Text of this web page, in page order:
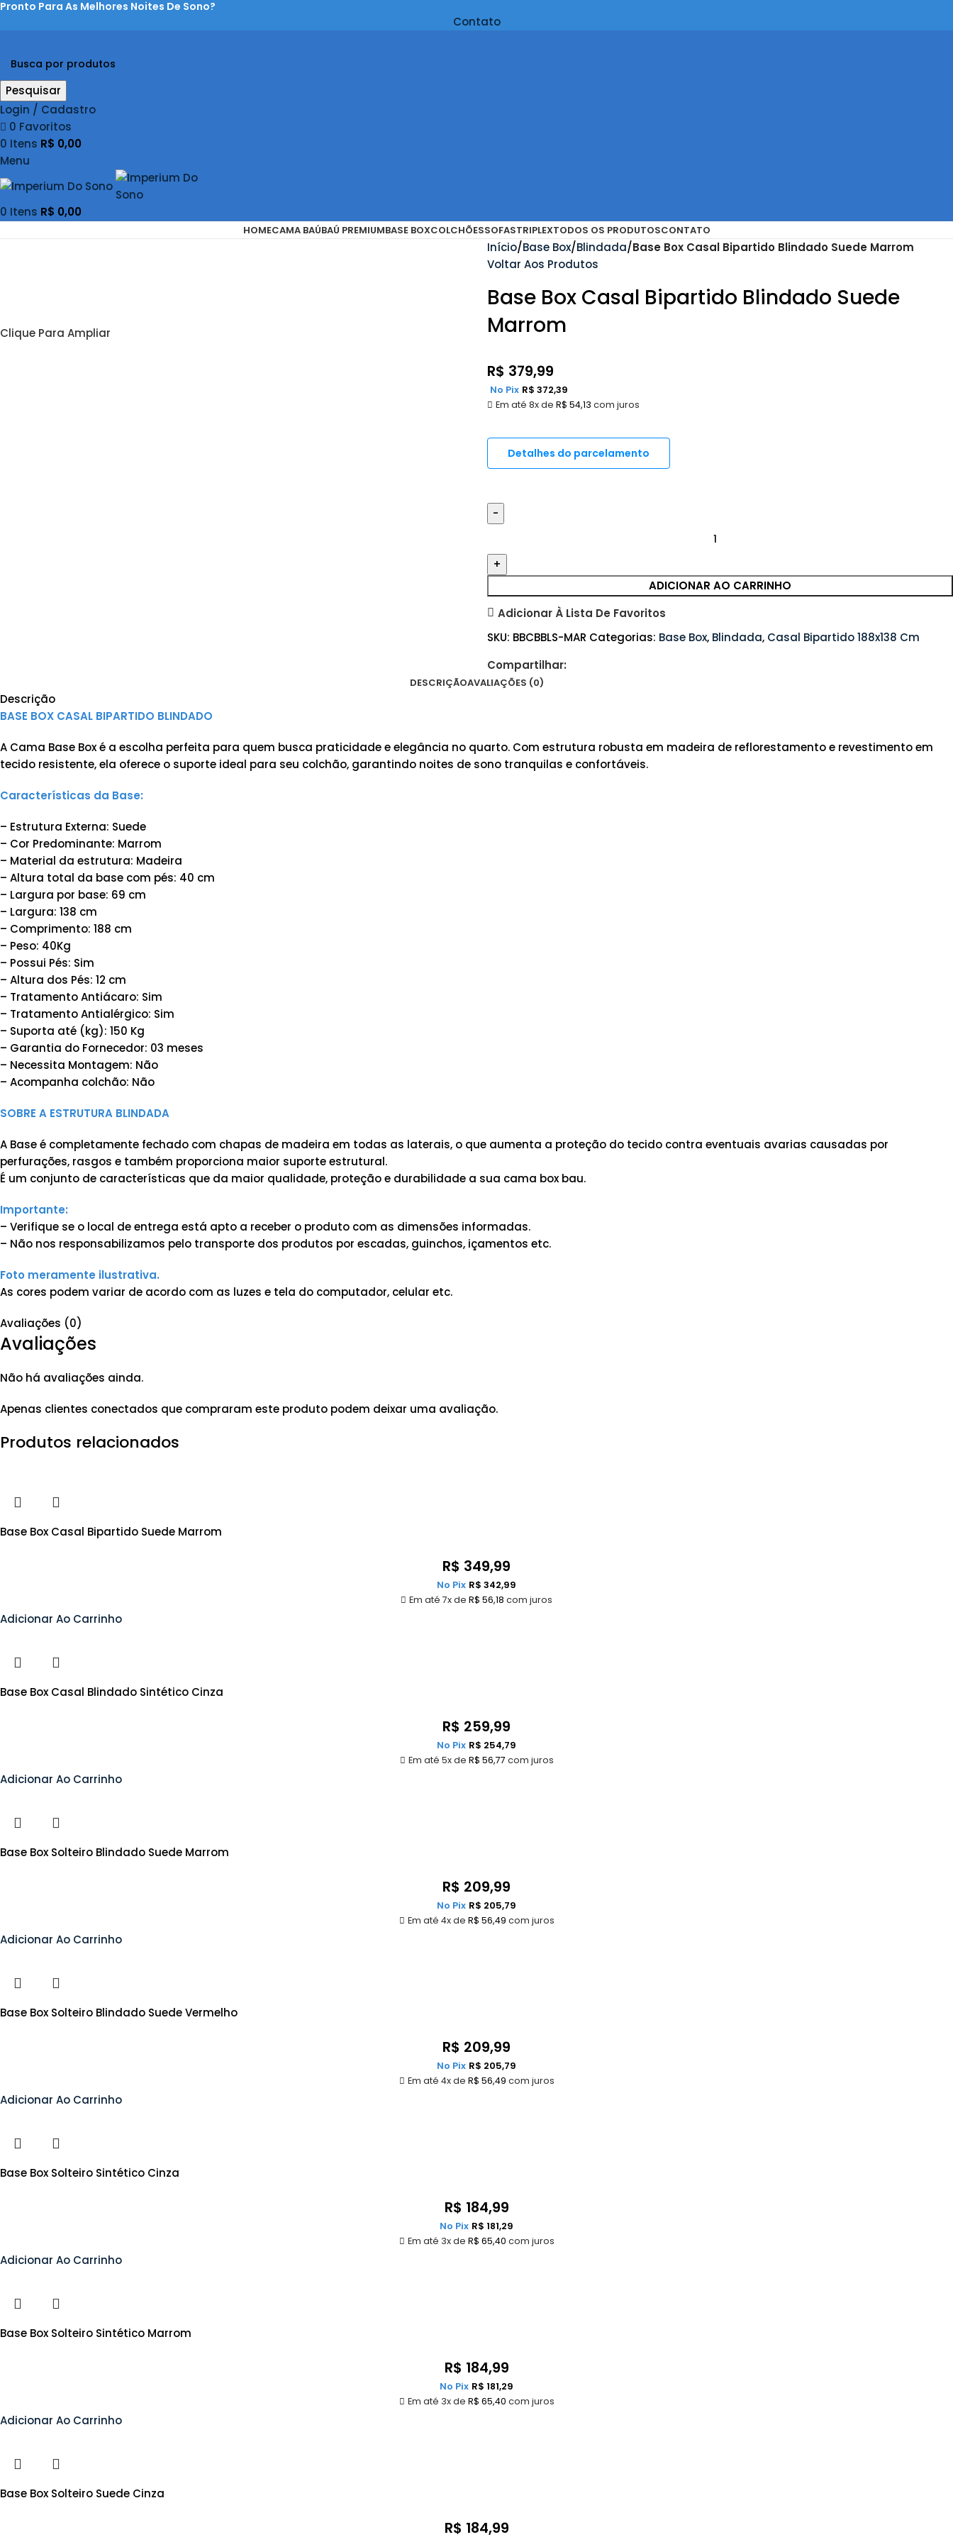
Pronto Para As Melhores Noites De Sono?
Contato
Pesquisar
Login / Cadastro
0 Favoritos
0 Itens R$ 0,00
Menu
0 Itens R$ 0,00
HOMECAMA BAÚBAÚ PREMIUMBASE BOXCOLCHÕESSOFASTRIPLEXTODOS OS PRODUTOSCONTATO
Clique Para Ampliar
Início Base Box Blindada Base Box Casal Bipartido Blindado Suede Marrom
Voltar Aos Produtos
Base Box Casal Bipartido Blindado Suede
Marrom
R$ 379,99
Em até 8x de R$ 54,13 com juros
No Pix R$ 372,39
Detalhes do parcelamento
ADICIONAR AO CARRINHO
Adicionar À Lista De Favoritos
SKU: BBCBBLS-MAR Categorias: Base Box, Blindada, Casal Bipartido 188x138 Cm
Compartilhar:
DESCRIÇÃOAVALIAÇÕES (0)
Descrição
BASE BOX CASAL BIPARTIDO BLINDADO
A Cama Base Box é a escolha perfeita para quem busca praticidade e elegância no quarto. Com estrutura robusta em madeira de reflorestamento e revestimento em
tecido resistente, ela oferece o suporte ideal para seu colchão, garantindo noites de sono tranquilas e confortáveis.
Características da Base:
– Estrutura Externa: Suede
– Cor Predominante: Marrom
– Material da estrutura: Madeira
– Altura total da base com pés: 40 cm
– Largura por base: 69 cm
– Largura: 138 cm
– Comprimento: 188 cm
– Peso: 40Kg
– Possui Pés: Sim
– Altura dos Pés: 12 cm
– Tratamento Antiácaro: Sim
– Tratamento Antialérgico: Sim
– Suporta até (kg): 150 Kg
– Garantia do Fornecedor: 03 meses
– Necessita Montagem: Não
– Acompanha colchão: Não
SOBRE A ESTRUTURA BLINDADA
A Base é completamente fechado com chapas de madeira em todas as laterais, o que aumenta a proteção do tecido contra eventuais avarias causadas por
perfurações, rasgos e também proporciona maior suporte estrutural.
É um conjunto de características que da maior qualidade, proteção e durabilidade a sua cama box bau.
Importante:
– Verifique se o local de entrega está apto a receber o produto com as dimensões informadas.
– Não nos responsabilizamos pelo transporte dos produtos por escadas, guinchos, içamentos etc.
Foto meramente ilustrativa.
As cores podem variar de acordo com as luzes e tela do computador, celular etc.
Avaliações (0)
Avaliações
Não há avaliações ainda.
Apenas clientes conectados que compraram este produto podem deixar uma avaliação.
Produtos relacionados
Base Box Casal Bipartido Suede Marrom
R$ 349,99
Em até 7x de R$ 56,18 com juros
No Pix R$ 342,99
Adicionar Ao Carrinho
Base Box Casal Blindado Sintético Cinza
R$ 259,99
Em até 5x de R$ 56,77 com juros
No Pix R$ 254,79
Adicionar Ao Carrinho
Base Box Solteiro Blindado Suede Marrom
R$ 209,99
Em até 4x de R$ 56,49 com juros
No Pix R$ 205,79
Adicionar Ao Carrinho
Base Box Solteiro Blindado Suede Vermelho
R$ 209,99
Em até 4x de R$ 56,49 com juros
No Pix R$ 205,79
Adicionar Ao Carrinho
Base Box Solteiro Sintético Cinza
R$ 184,99
Em até 3x de R$ 65,40 com juros
No Pix R$ 181,29
Adicionar Ao Carrinho
Base Box Solteiro Sintético Marrom
R$ 184,99
Em até 3x de R$ 65,40 com juros
No Pix R$ 181,29
Adicionar Ao Carrinho
Base Box Solteiro Suede Cinza
R$ 184,99